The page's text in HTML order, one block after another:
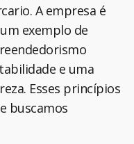
A empresa é
exemplo de
e uma
Esses princípios
buscamos